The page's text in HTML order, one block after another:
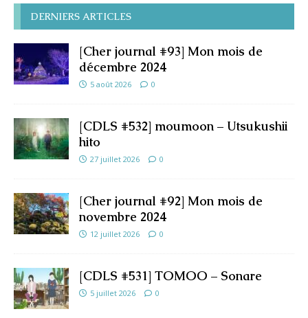
DERNIERS ARTICLES
[Cher journal #93] Mon mois de
décembre 2024
5 août 2026 0
[CDLS #532] moumoon – Utsukushii
hito
27 juillet 2026 0
[Cher journal #92] Mon mois de
novembre 2024
12 juillet 2026 0
[CDLS #531] TOMOO – Sonare
5 juillet 2026 0